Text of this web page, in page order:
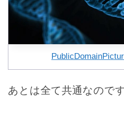
あとは全て共通なのです